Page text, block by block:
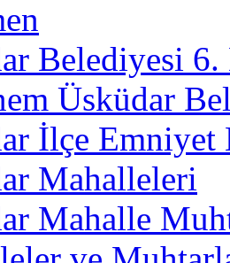
Belediyesi 6.
Üsküdar
İlçe
Mahalleleri
Mahalle